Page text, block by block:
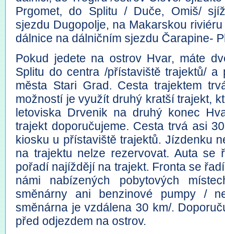
Prgomet, do Splitu / Duče, Omiš/
sjezdu Dugopolje, na Makarskou
dálnice na dálničním sjezdu Čarapine-
Pokud jedete na ostrov Hvar, máte
Splitu do centra /přístaviště trajektů/
města Stari Grad. Cesta trajektem
možností je využít druhý kratší trajekt,
letoviska Drvenik na druhý konec
trajekt doporučujeme. Cesta trvá asi
kiosku u přístaviště trajektů. Jízdenku
na trajektu nelze rezervovat. Auta se
pořadí najíždějí na trajekt. Fronta se
námi nabízených pobytových
směnárny ani benzinové pumpy /
směnárna je vzdálena 30 km/.
před odjezdem na ostrov.